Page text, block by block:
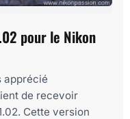
pour le Nikon
apprécié
de recevoir
Cette version